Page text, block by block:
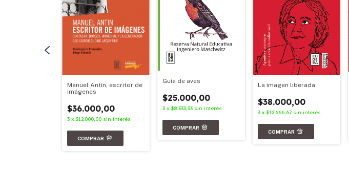
Manuel Antín, escritor de
imágenes
$36.000,00
3 x $12.000,00 sin interés
Guía de aves
$25.000,00
3 x $8.333,33 sin interés
La imagen liberada
$38.000,00
3 x $12.666,67 sin interés